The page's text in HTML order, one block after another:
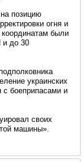
позицию
огня и
координатам были
и до 30
украинских
боеприпасами и
своих
машины».